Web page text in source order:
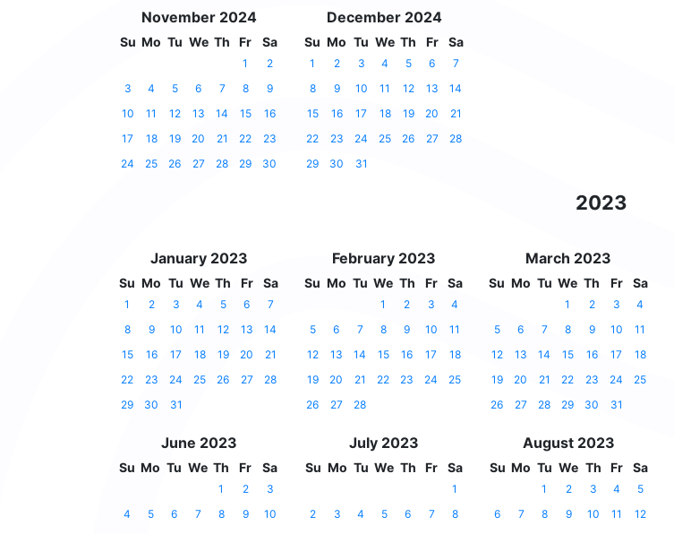
November 2024
Su Mo Tu We Th Fr Sa
1
2
3
4 5 6 7 8
9
10
11 12 13 14 15
16
17
18 19 20 21 22
23
24
25 26 27 28 29 30
December 2024
Su Mo Tu We Th Fr Sa
1 2 3 4 5 6
7
8
9 10 11 12 13
14
15
16 17 18 19 20
21
22
23 24 25 26 27
28
29
30 31
2023
January 2023
Su Mo Tu We Th Fr Sa
1 2 3 4 5 6
7
8
9 10 11 12 13
14
15
16 17 18 19 20
21
22
23 24 25 26 27
28
29
30 31
February 2023
Su Mo Tu We Th Fr Sa
1 2 3
4
5
6 7 8 9 10
11
12
13 14 15 16 17
18
19
20 21 22 23 24
25
26
27 28
March 2023
Su Mo Tu We Th Fr Sa
1 2 3
4
5
6 7 8 9 10
11
12
13 14 15 16 17
18
19
20 21 22 23 24
25
26
27 28 29 30 31
June 2023
Su Mo Tu We Th Fr Sa
1 2
3
4
5 6 7 8 9
10
July 2023
Su Mo Tu We Th Fr Sa
1
2
3 4 5 6 7
8
August 2023
Su Mo Tu We Th Fr Sa
1 2 3 4
5
6
7 8 9 10 11
12